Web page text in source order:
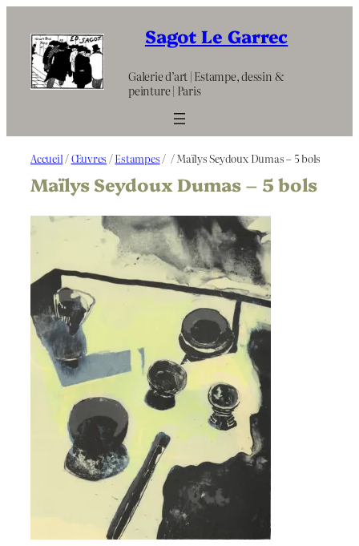
contenu
Sagot Le Garrec
Galerie d’art | Estampe, dessin &
peinture | Paris
Accueil /Œuvres /Estampes / / Maïlys Seydoux Dumas – 5 bols
Maïlys Seydoux Dumas – 5 bols